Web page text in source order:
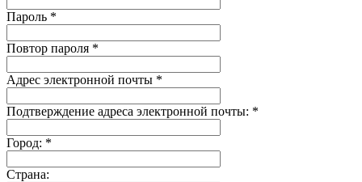
Пароль *
Повтор пароля *
Адрес электронной почты *
Подтверждение адреса электронной почты: *
Город: *
Страна: